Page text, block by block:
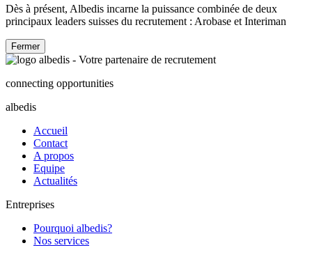
Dès à présent, Albedis incarne la puissance combinée de deux
principaux leaders suisses du recrutement : Arobase et Interiman
Fermer
connecting opportunities
albedis
Accueil
Contact
A propos
Equipe
Actualités
Entreprises
Pourquoi albedis?
Nos services